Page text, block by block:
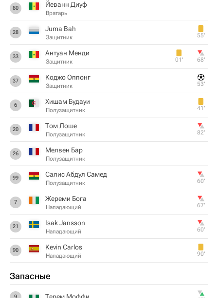
80 Йеванн Диуф
Вратарь
28 Juma Bah
Защитник 55‎’‎
33 Антуан Менди
Защитник 01‎’‎ 68‎’‎
37 Коджо Оппонг
Защитник 53‎’‎
6 Хишам Будауи
Полузащитник 41‎’‎
20 Том Лоше
Полузащитник 82‎’‎
26 Мелвен Бар
Полузащитник
99 Салис Абдул Самед
Полузащитник 60‎’‎
7 Жереми Бога
Нападающий 67‎’‎
21 Isak Jansson
Нападающий 60‎’‎
90 Kevin Carlos
Нападающий 90‎’‎
Запасные
9